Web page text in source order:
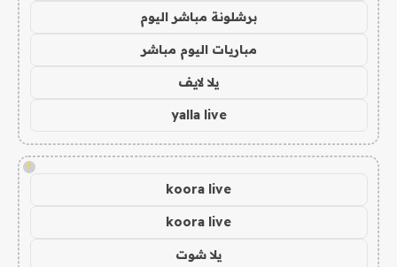
برشلونة مباشر اليوم
مباريات اليوم مباشر
يلا لايف
yalla live
!
koora live
koora live
يلا شوت